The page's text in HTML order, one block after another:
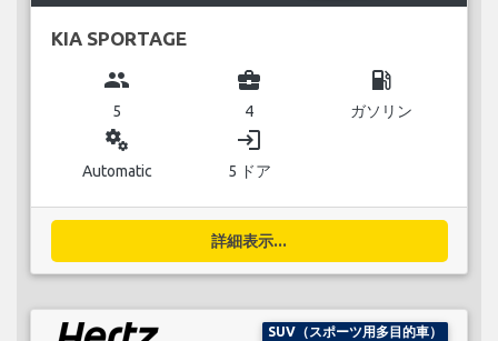
KIA SPORTAGE
group
5
business_center
4
local_gas_station
ガソリン
miscellaneous_services
Automatic
login
5 ドア
詳細表示...
SUV（スポーツ用多目的車）